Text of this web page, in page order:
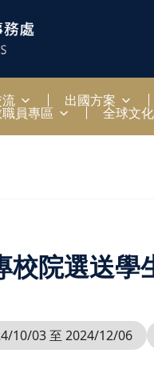
出國方案
員專區 全球文
校院選送
10/03 至 2024/12/06